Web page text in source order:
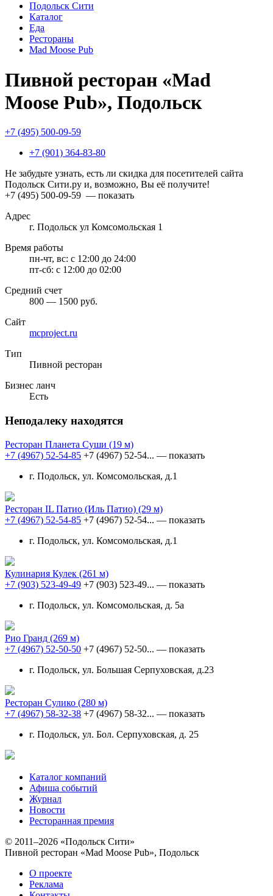
Подольск Сити
Каталог
Еда
Рестораны
Mad Moose Pub
Пивной ресторан «Mad
Moose Pub», Подольск
+7 (495) 500-09-59
+7 (901) 364-83-80
Не забудьте узнать, есть ли скидка для посетителей сайта
Подольск Сити.ру и, возможно, Вы её получите!
+7 (495) 500-09-59 — показать
Адрес
г. Подольск ул Комсомольская 1
Время работы
пн-чт, вс: с 12:00 до 24:00
пт-сб: с 12:00 до 02:00
Средний счет
800 — 1500 руб.
Сайт
mcproject.ru
Тип
Пивной ресторан
Бизнес ланч
Есть
Неподалеку находятся
Ресторан Планета Суши (19 м)
+7 (4967) 52-54-85 +7 (4967) 52-54... — показать
г. Подольск, ул. Комсомольская, д.1
Ресторан IL Патио (Иль Патио) (29 м)
+7 (4967) 52-54-85 +7 (4967) 52-54... — показать
г. Подольск, ул. Комсомольская, д.1
Кулинария Кулек (261 м)
+7 (903) 523-49-49 +7 (903) 523-49... — показать
г. Подольск, ул. Комсомольская, д. 5а
Рио Гранд (269 м)
+7 (4967) 52-50-50 +7 (4967) 52-50... — показать
г. Подольск, ул. Большая Серпуховская, д.23
Ресторан Сулико (280 м)
+7 (4967) 58-32-38 +7 (4967) 58-32... — показать
г. Подольск, ул. Бол. Серпуховская, д. 25
Каталог компаний
Афиша событий
Журнал
Новости
Ресторанная премия
© 2011–2026 «Подольск Сити»
Пивной ресторан «Mad Moose Pub», Подольск
О проекте
Реклама